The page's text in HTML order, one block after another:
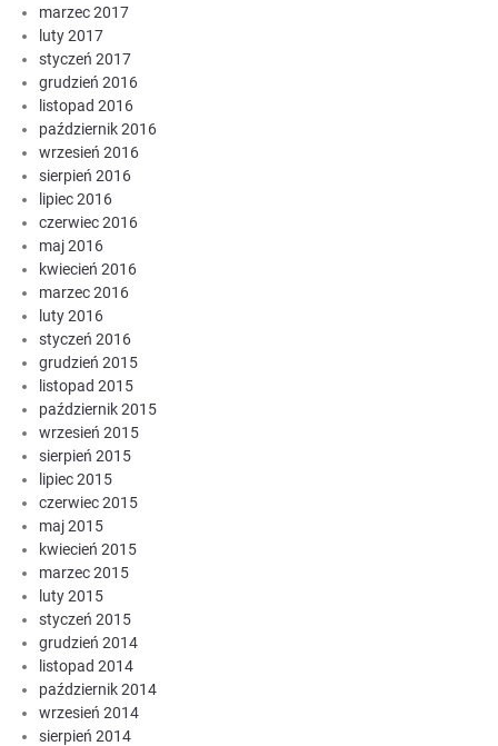
marzec 2017
luty 2017
styczeń 2017
grudzień 2016
listopad 2016
październik 2016
wrzesień 2016
sierpień 2016
lipiec 2016
czerwiec 2016
maj 2016
kwiecień 2016
marzec 2016
luty 2016
styczeń 2016
grudzień 2015
listopad 2015
październik 2015
wrzesień 2015
sierpień 2015
lipiec 2015
czerwiec 2015
maj 2015
kwiecień 2015
marzec 2015
luty 2015
styczeń 2015
grudzień 2014
listopad 2014
październik 2014
wrzesień 2014
sierpień 2014